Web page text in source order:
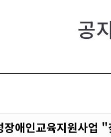
공
애인교육지원사업